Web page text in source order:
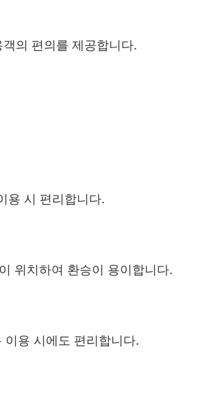
의 편의를 제공합니다.
용 시 편리합니다.
위치하여 환승이 용이합니다.
용 시에도 편리합니다.